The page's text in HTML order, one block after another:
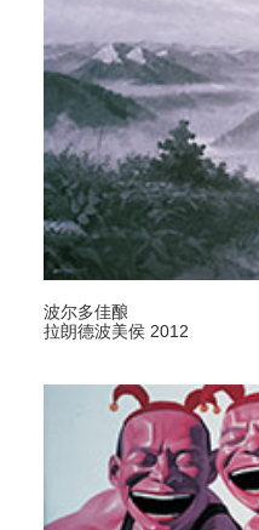
波尔多佳酿
拉朗德波美侯 2012